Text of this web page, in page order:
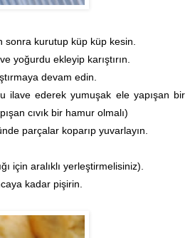
sonra kurutup küp küp kesin.
yoğurdu ekleyip karıştırın.
devam edin.
ilave ederek yumuşak ele yapışan bir
cıvık bir hamur olmalı)
parçalar koparıp yuvarlayın.
için aralıklı yerleştirmelisiniz).
kadar pişirin.